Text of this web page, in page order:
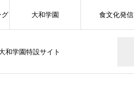
和学園特設サイト
グ 大和学園 食文化発信